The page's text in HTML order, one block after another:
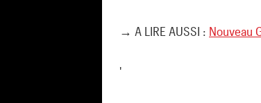
→ A LIRE AUSSI : Nouveau
'